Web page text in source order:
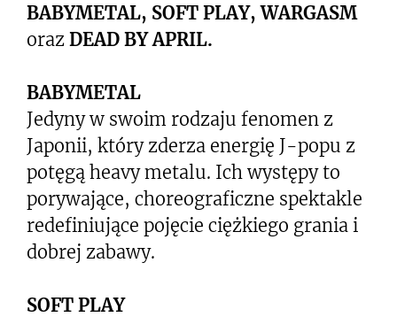
BABYMETAL, SOFT PLAY, WARGASM
oraz DEAD BY APRIL.
BABYMETAL
Jedyny w swoim rodzaju fenomen z
Japonii, który zderza energię J-popu z
potęgą heavy metalu. Ich występy to
porywające, choreograficzne spektakle
redefiniujące pojęcie ciężkiego grania i
dobrej zabawy.
SOFT PLAY